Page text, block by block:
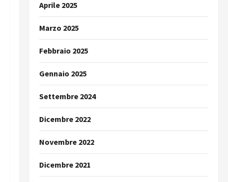
Aprile 2025
Marzo 2025
Febbraio 2025
Gennaio 2025
Settembre 2024
Dicembre 2022
Novembre 2022
Dicembre 2021